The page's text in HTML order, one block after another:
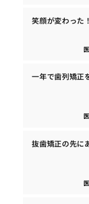
笑顔が変わった
一年で歯列矯正
抜歯矯正の先に